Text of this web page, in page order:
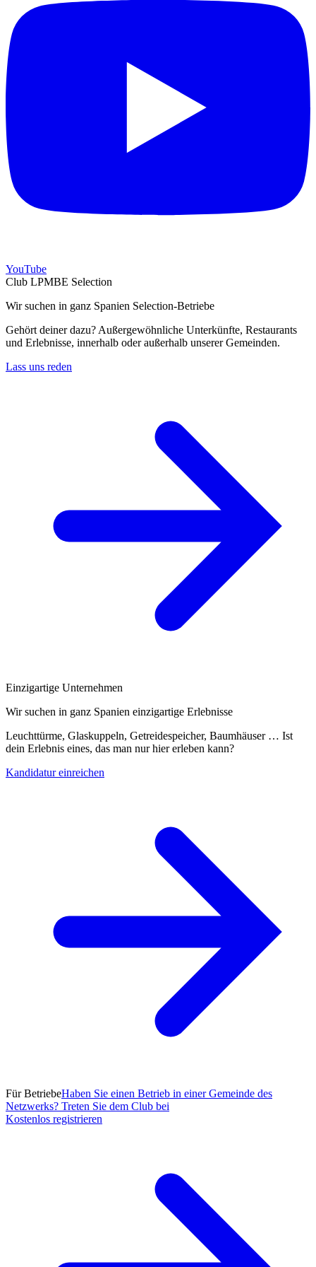
YouTube
Club LPMBE Selection
Wir suchen in ganz Spanien Selection-Betriebe
Gehört deiner dazu? Außergewöhnliche Unterkünfte, Restaurants
und Erlebnisse, innerhalb oder außerhalb unserer Gemeinden.
Lass uns reden
Einzigartige Unternehmen
Wir suchen in ganz Spanien einzigartige Erlebnisse
Leuchttürme, Glaskuppeln, Getreidespeicher, Baumhäuser … Ist
dein Erlebnis eines, das man nur hier erleben kann?
Kandidatur einreichen
Für BetriebeHaben Sie einen Betrieb in einer Gemeinde des
Netzwerks? Treten Sie dem Club bei
Kostenlos registrieren